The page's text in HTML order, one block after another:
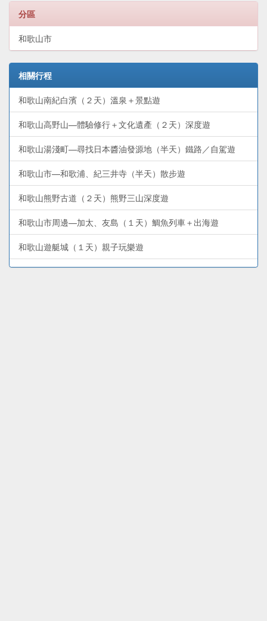
分區
和歌山市
相關行程
和歌山南紀白濱（２天）溫泉＋景點遊
和歌山高野山—體驗修行＋文化遺產（２天）深度遊
和歌山湯淺町—尋找日本醬油發源地（半天）鐵路／自駕遊
和歌山市—和歌浦、紀三井寺（半天）散步遊
和歌山熊野古道（２天）熊野三山深度遊
和歌山市周邊—加太、友島（１天）鯛魚列車＋出海遊
和歌山遊艇城（１天）親子玩樂遊
和歌山電鐵貴志川線—貓列車＋貓站長（半天）鐵路遊